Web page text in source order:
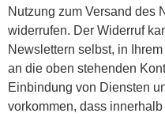
Nutzung zum Versand des
widerrufen. Der Widerruf
Newslettern selbst, in
an die oben stehenden
Einbindung von Diensten
vorkommen, dass